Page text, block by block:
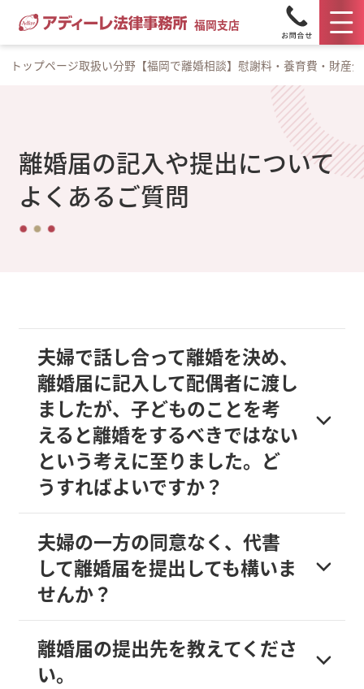
福岡支店
トップページ取扱い分野 【福岡で離婚相談】慰謝料・養育費・財産
離婚届の記入や提出について
よくあるご質問
夫婦で話し合って離婚を決め、
離婚届に記入して配偶者に渡し
ましたが、子どものことを考
えると離婚をするべきではない
という考えに至りました。ど
うすればよいですか？
夫婦の一方の同意なく、代書
して離婚届を提出しても構いま
せんか？
離婚届の提出先を教えてくださ
い。